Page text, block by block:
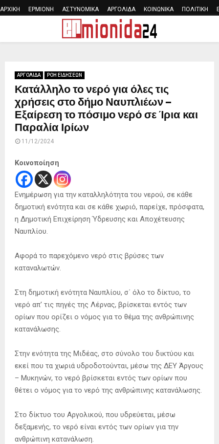
ΑΡΧΙΚΗ ΕΡΜΙΟΝΗ ΑΣΤΥΝΟΜΙΚΑ ΑΡΓΟΛΙΔΑ ΚΟΙΝΩΝΙΚΑ ΠΟΛΙΤΙΚΗ
ΑΡΓΟΛΙΔΑ ΡΟΗ ΕΙΔΗΣΕΩΝ
Κατάλληλο το νερό για όλες τις
χρήσεις στο δήμο Ναυπλιέων –
Εξαίρεση το πόσιμο νερό σε Ίρια και
Παραλία Ιρίων
11/12/2024
Κοινοποίηση
Ενημέρωση για την καταλληλότητα του νερού, σε κάθε
δημοτική ενότητα και σε κάθε χωριό, παρείχε, πρόσφατα,
η Δημοτική Επιχείρηση Ύδρευσης και Αποχέτευσης
Ναυπλίου.
Αφορά το παρεχόμενο νερό στις βρύσες των
καταναλωτών.
Στη δημοτική ενότητα Ναυπλίου, σ΄ όλο το δίκτυο, το
νερό απ’ τις πηγές της Λέρνας, βρίσκεται εντός των
ορίων που ορίζει ο νόμος για το θέμα της ανθρώπινης
κατανάλωσης.
Στην ενότητα της Μιδέας, στο σύνολο του δικτύου και
εκεί που τα χωριά υδροδοτούνται, μέσω της ΔΕΥ Άργους
– Μυκηνών, το νερό βρίσκεται εντός των ορίων που
θέτει ο νόμος για το νερό της ανθρώπινης κατανάλωσης.
Στο δίκτυο του Αργολικού, που υδρεύεται, μέσω
δεξαμενής, το νερό είναι εντός των ορίων για την
ανθρώπινη κατανάλωση.